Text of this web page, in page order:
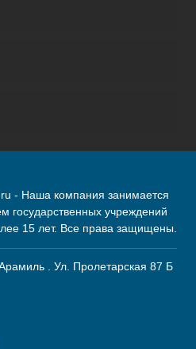
- Наша компания занимается
государственных учреждений
15 лет. Все права защищены.
. Ул. Пролетарская 87 Б